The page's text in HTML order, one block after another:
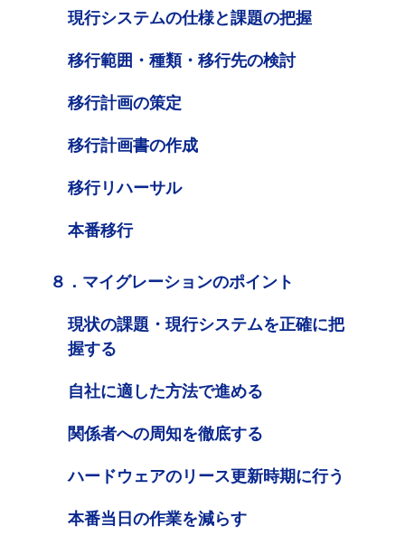
現行システムの仕様と課題の把握
移行範囲・種類・移行先の検討
移行計画の策定
移行計画書の作成
移行リハーサル
本番移行
８．マイグレーションのポイント
現状の課題・現行システムを正確に把
握する
自社に適した方法で進める
関係者への周知を徹底する
ハードウェアのリース更新時期に行う
本番当日の作業を減らす